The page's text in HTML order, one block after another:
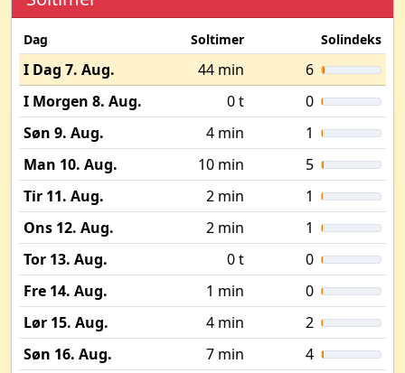
Dag Soltimer Solindeks
I Dag 7. Aug. 44 min
6
I Morgen 8. Aug.
0 t
0
Søn 9. Aug.
4 min
1
Man 10. Aug.
10 min
5
Tir 11. Aug.
2 min
1
Ons 12. Aug.
2 min
1
Tor 13. Aug.
0 t
0
Fre 14. Aug.
1 min
0
Lør 15. Aug.
4 min
2
Søn 16. Aug.
7 min 4